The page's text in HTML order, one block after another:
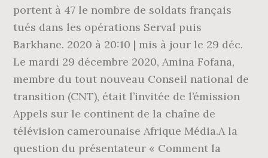
portent à 47 le nombre de soldats français
tués dans les opérations Serval puis
Barkhane. 2020 à 20:10 | mis à jour le 29 déc.
Le mardi 29 décembre 2020, Amina Fofana,
membre du tout nouveau Conseil national de
transition (CNT), était l’invitée de l’émission
Appels sur le continent de la chaîne de
télévision camerounaise Afrique Média.A la
question du présentateur « Comment la